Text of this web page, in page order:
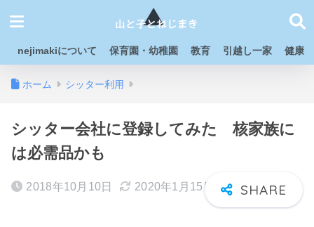
nejimakiについて 保育園・幼稚園 教育 引越し一家 健康
ホーム シッター利用
シッター会社に登録してみた 核家族に
は必需品かも
2018年10月10日 2020年1月15日